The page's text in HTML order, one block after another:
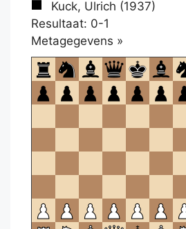
Kuck, Ulrich (1937)
Resultaat: 0-1
Metagegevens »
om
te
openen.